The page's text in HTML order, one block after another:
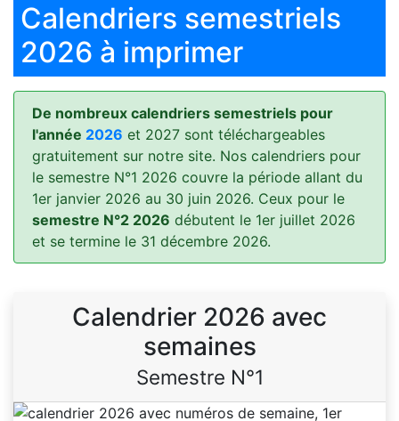
Calendriers semestriels
2026 à imprimer
De nombreux calendriers semestriels pour
l'année 2026 et 2027 sont téléchargeables
gratuitement sur notre site. Nos calendriers pour
le semestre N°1 2026 couvre la période allant du
1er janvier 2026 au 30 juin 2026. Ceux pour le
semestre N°2 2026 débutent le 1er juillet 2026
et se termine le 31 décembre 2026.
Calendrier 2026 avec
semaines
Semestre N°1